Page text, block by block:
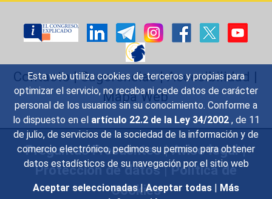
Esta web utiliza cookies de terceros y propias para
optimizar el servicio, no recaba ni cede datos de carácter
personal de los usuarios sin su conocimiento. Conforme a
lo dispuesto en el artículo 22.2 de la Ley 34/2002 , de 11
de julio, de servicios de la sociedad de la información y de
comercio electrónico, pedimos su permiso para obtener
datos estadísticos de su navegación por el sitio web
Aceptar seleccionadas | Aceptar todas | Más
Contacto|Sugerencias|Accesibilidad |
Mapa Web
Preguntas Frecuentes|Aviso legal|
Protección de datos|Política de
Cookies